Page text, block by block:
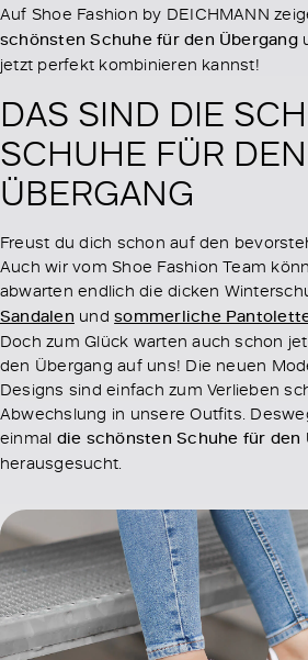
Auf Shoe Fashion by DEICHMANN
schönsten Schuhe für den Übergang
jetzt perfekt kombinieren kannst!
DAS SIND DIE
SCHUHE FÜR DEN
ÜBERGANG
Freust du dich schon auf den
Auch wir vom Shoe Fashion Team
abwarten endlich die dicken
Sandalen undsommerliche
Doch zum Glück warten auch schon
den Übergang auf uns! Die neuen
Designs sind einfach zum Verlieben
Abwechslung in unsere Outfits.
einmal die schönsten Schuhe für den
herausgesucht.